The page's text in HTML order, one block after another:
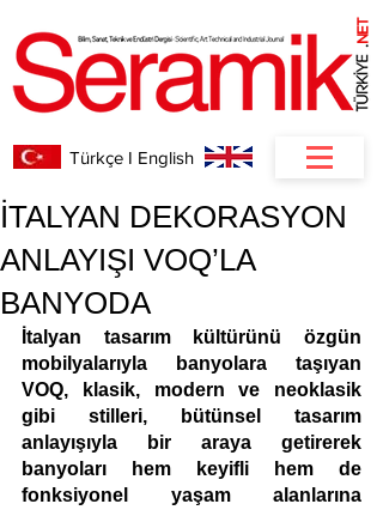
.
NET
Türkçe I English
İTALYAN DEKORASYON
ANLAYIŞI VOQ’LA
BANYODA
İtalyan tasarım kültürünü özgün
mobilyalarıyla banyolara taşıyan
VOQ, klasik, modern ve neoklasik
gibi stilleri, bütünsel tasarım
anlayışıyla bir araya getirerek
banyoları hem keyifli hem de
fonksiyonel yaşam alanlarına